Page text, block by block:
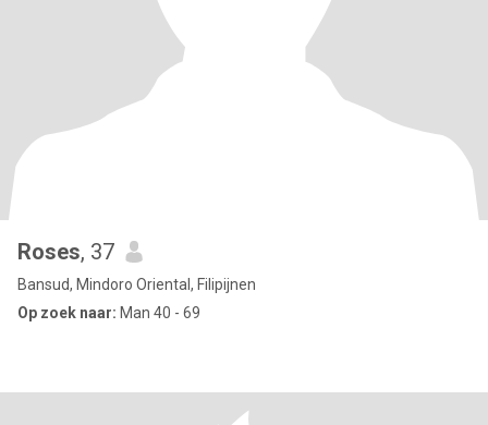
Roses, 37
Bansud, Mindoro Oriental, Filipijnen
Op zoek naar: Man 40 - 69